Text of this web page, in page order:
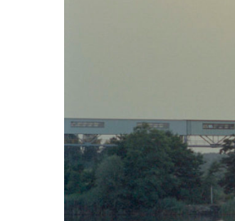
Trykk enter for å starte ditt søk